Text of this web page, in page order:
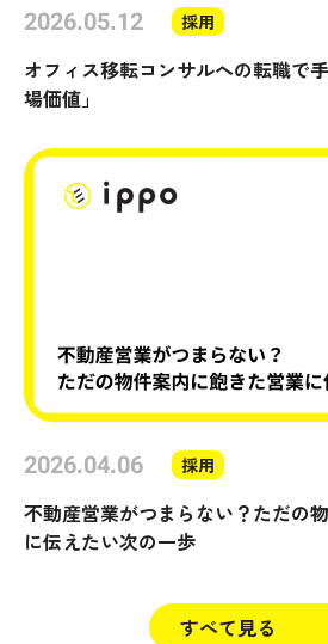
2026.05.12 採用
オフィス移転コンサルへの転職で
場価値」
2026.04.06 採用
不動産営業がつまらない？ただの
に伝えたい次の一歩
すべて見る